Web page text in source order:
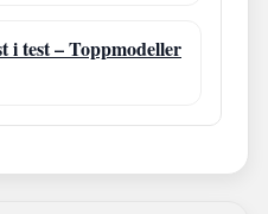
i test – Toppmodeller